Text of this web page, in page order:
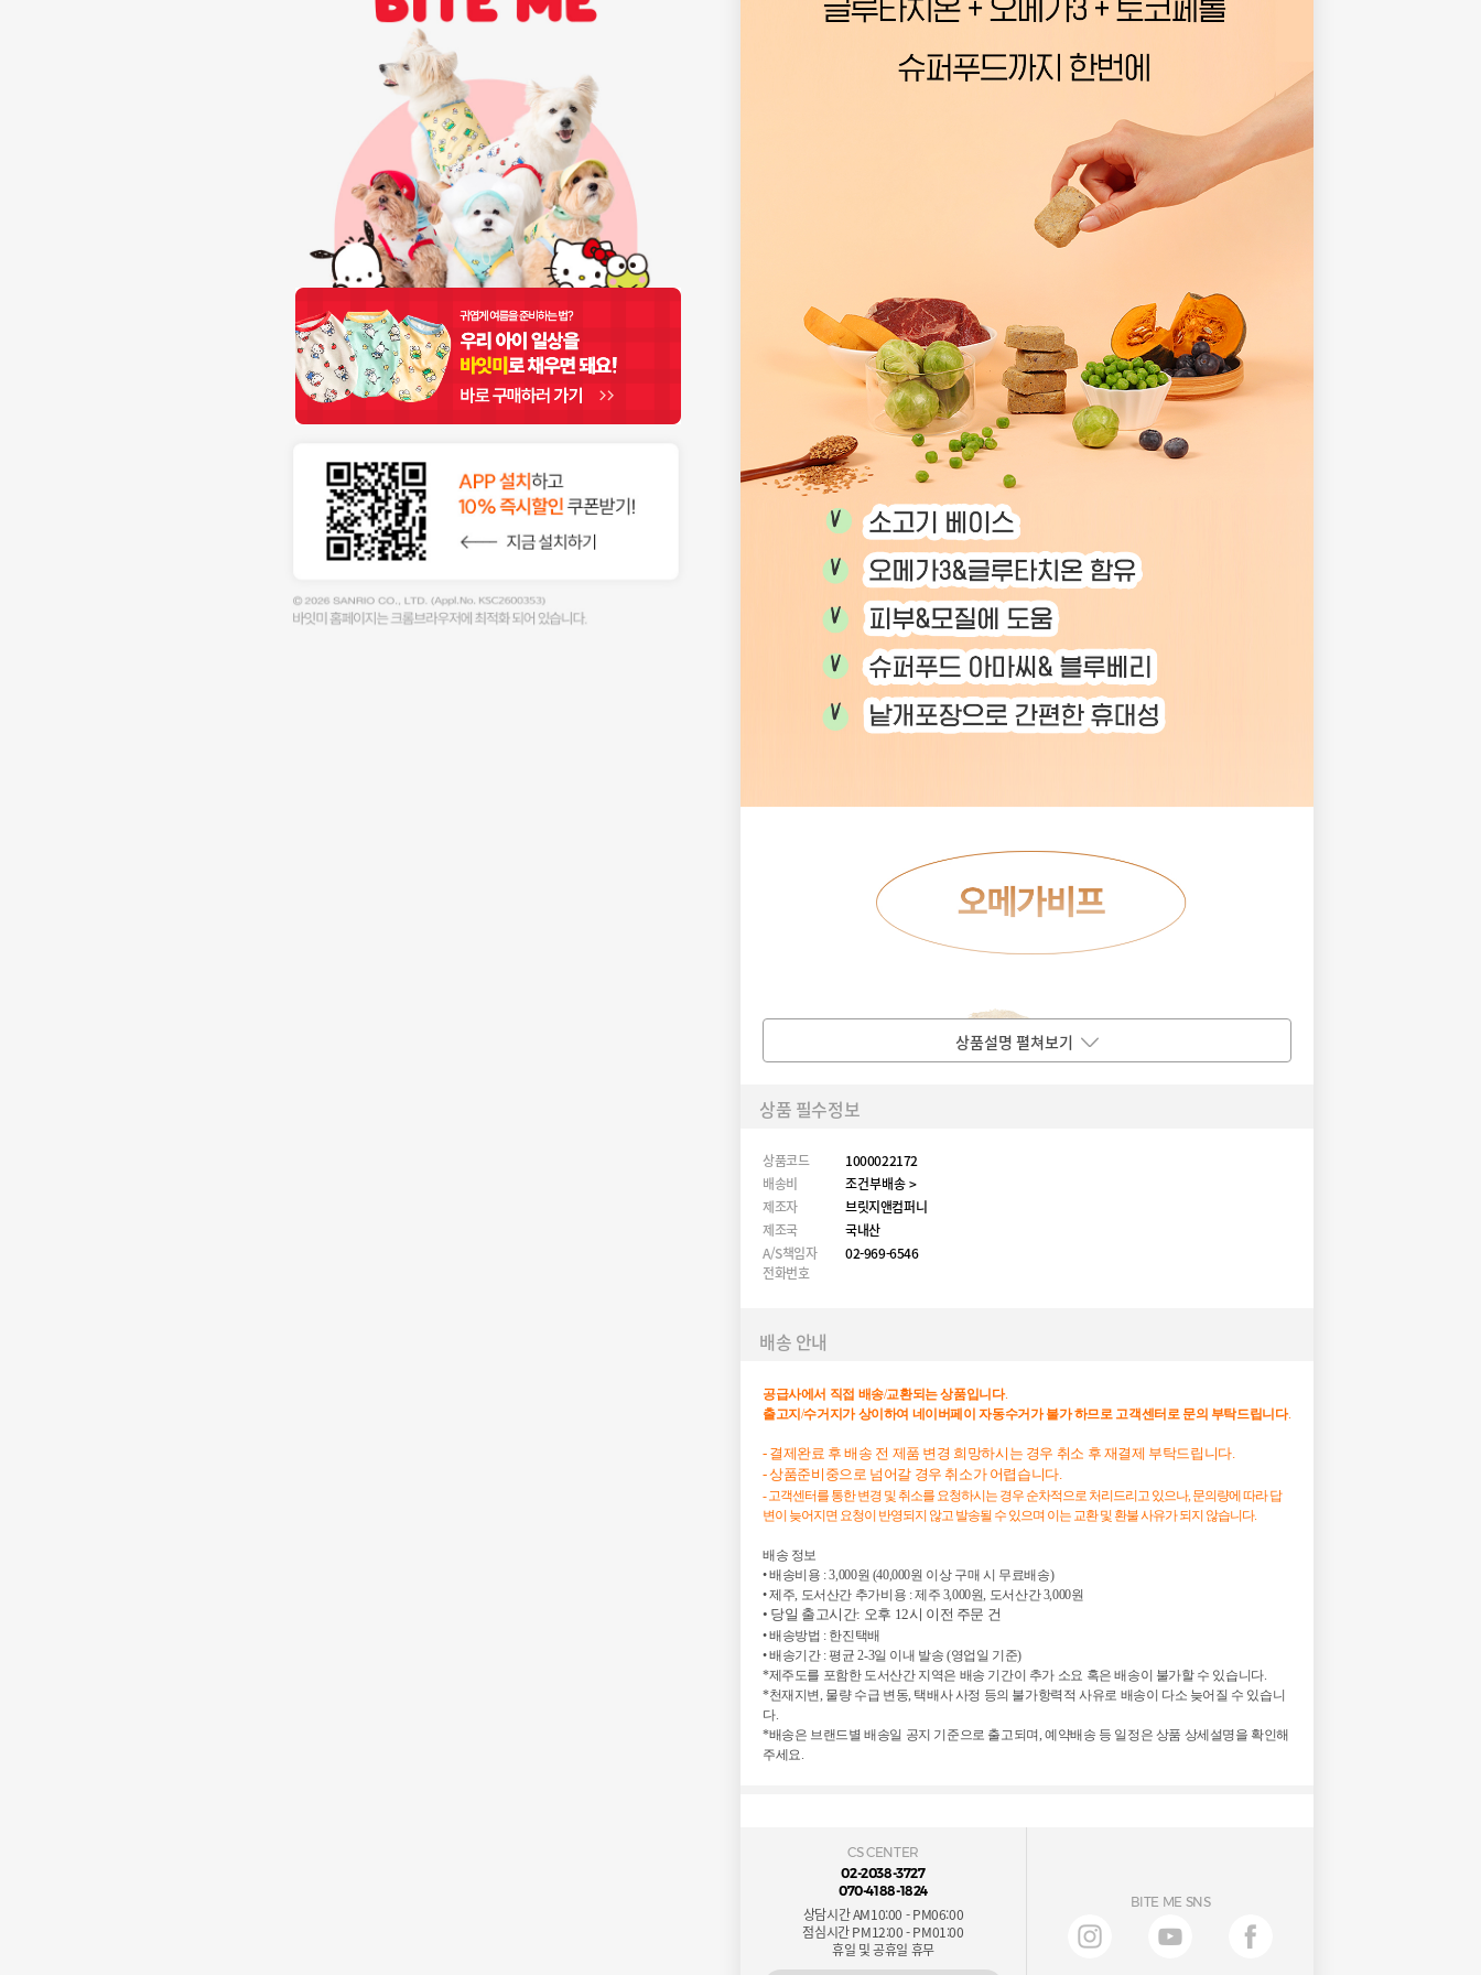
상품설명 펼쳐보기
상품 필수정보
상품코드
1000022172
배송비
조건부배송 >
제조자
브릿지앤컴퍼니
제조국
국내산
A/S책임자
전화번호
02-969-6546
배송 안내
공급사에서 직접 배송/교환되는상품입니다.
출고지 /수거지가 상이하여 네이버페이 자동수거가 불가하므로고객센터로문의 부탁드립니다.
- 결제완료 후 배송 전 제품 변경 희망하시는 경우 취소 후 재결제 부탁드립니다.
- 상품준비중으로 넘어갈 경우 취소가 어렵습니다.
- 고객센터를 통한 변경 및 취소를 요청하시는 경우 순차적으로 처리드리고 있으나, 문의량에 따라 답
변이 늦어지면 요청이 반영되지 않고 발송될 수 있으며 이는 교환 및 환불 사유가 되지 않습니다.
배송 정보
• 배송비용 : 3,000원 (40,000원 이상 구매 시 무료배송)
• 제주, 도서산간 추가비용 : 제주 3,000원, 도서산간 3,000원
• 당일 출고시간: 오후 12시 이전 주문 건
• 배송방법 : 한진택배
• 배송기간 : 평균 2-3일 이내 발송 (영업일 기준)
*제주도를 포함한 도서산간 지역은 배송 기간이 추가 소요 혹은 배송이 불가할 수 있습니다.
*천재지변, 물량 수급 변동, 택배사 사정 등의 불가항력적 사유로 배송이 다소 늦어질 수 있습니
다.
*배송은 브랜드별 배송일 공지 기준으로 출고되며, 예약배송 등 일정은 상품 상세설명을 확인해
주세요.
CS CENTER
02-2038-3727
070-4188-1824
상담시간 AM10:00 - PM06:00
점심시간 PM12:00 - PM01:00
휴일 및 공휴일 휴무
BITE ME SNS